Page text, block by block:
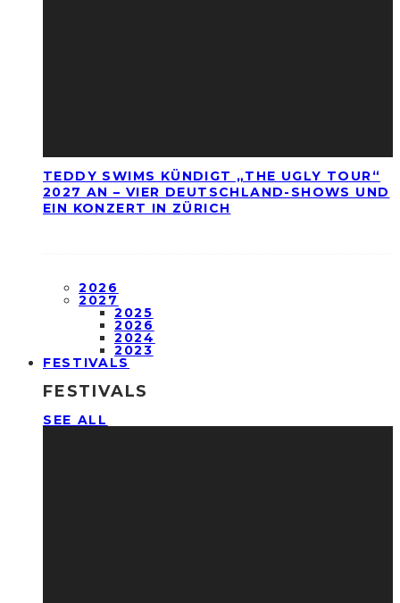
TEDDY SWIMS KÜNDIGT „THE UGLY TOUR“
2027 AN – VIER DEUTSCHLAND-SHOWS UND
EIN KONZERT IN ZÜRICH
2026
2027
2025
2026
2024
2023
FESTIVALS
FESTIVALS
SEE ALL